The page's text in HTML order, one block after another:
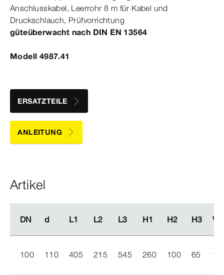
Anschlusskabel, Leerrohr 8 m für Kabel und
Druckschlauch, Prüfvorrichtung
güteüberwacht nach DIN EN 13564
Modell 4987.41
ERSATZTEILE
ANLEITUNG
Artikel
DN d L1 L2 L3 H1 H2 H3 VE
DN d L1 L2 L3 H1 H2 H3 VE
100 110 405 215 545 260 100 65 1